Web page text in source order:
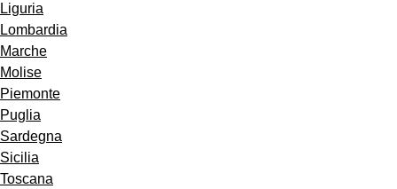
Liguria
Lombardia
Marche
Molise
Piemonte
Puglia
Sardegna
Sicilia
Toscana